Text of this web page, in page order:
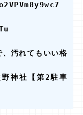
汚れてもいい格
神社【第2駐車